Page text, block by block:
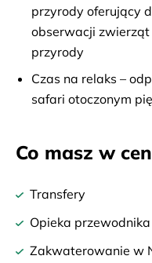
przyrody oferujący
obserwacji
przyrody
Czas na relaks –
safari otoczonym
Co masz w
Transfery
Opieka przewodnika
Zakwaterowanie w